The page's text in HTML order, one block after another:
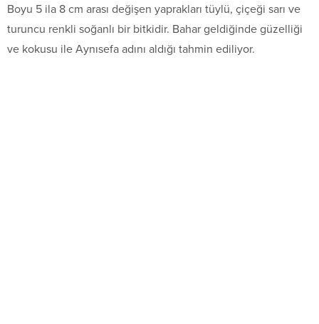
Boyu 5 ila 8 cm arası değişen yaprakları tüylü, çiçeği sarı ve
turuncu renkli soğanlı bir bitkidir. Bahar geldiğinde güzelliği
ve kokusu ile Aynısefa adını aldığı tahmin ediliyor.